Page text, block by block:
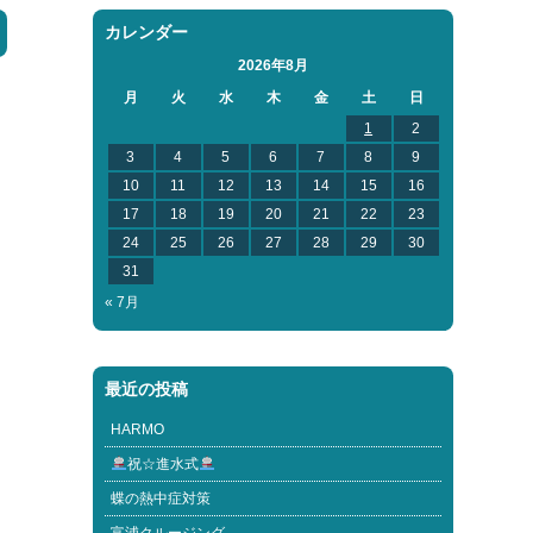
カレンダー
2026年8月
月
火 水 木 金 土
日
1
2
3
4 5 6 7 8
9
10
11 12 13 14 15
16
17
18 19 20 21 22
23
24
25 26 27 28 29
30
31
« 7月
最近の投稿
HARMO
祝☆進水式
蝶の熱中症対策